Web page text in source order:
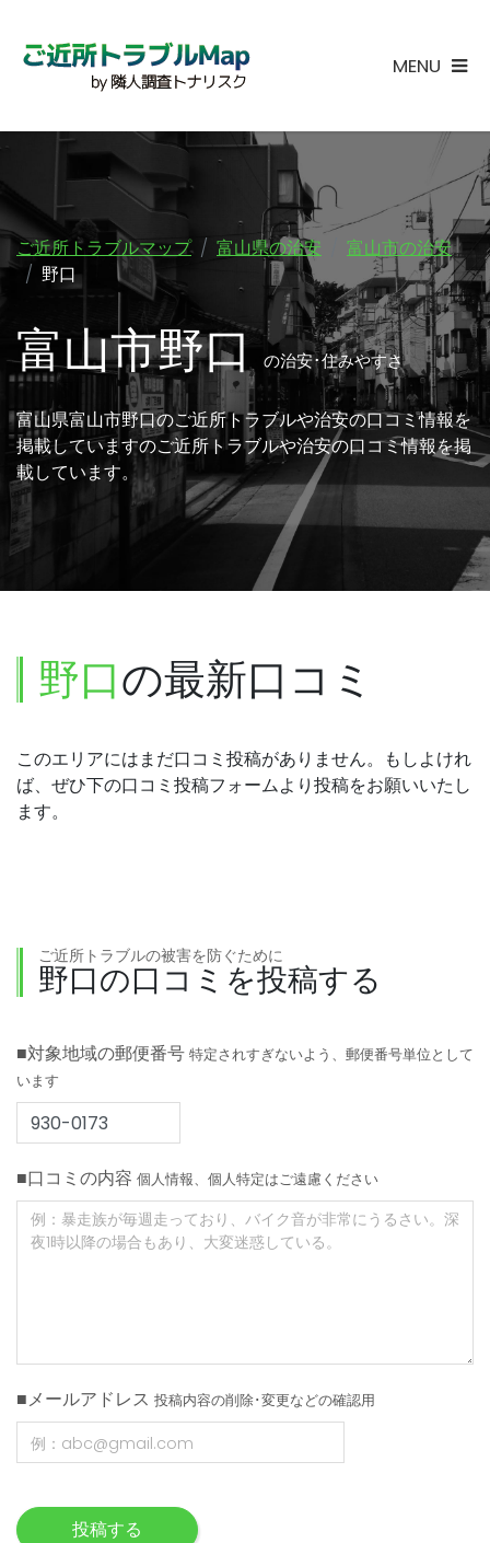
MENU
ご近所トラブルマップ 富山県の治安
富山市の治安
野口
富山市野口の治安･住みやすさ
富山県富山市野口のご近所トラブルや治安の口コミ情報を
掲載していますのご近所トラブルや治安の口コミ情報を掲
載しています。
野口の最新口コミ
このエリアにはまだ口コミ投稿がありません。もしよけれ
ば、ぜひ下の口コミ投稿フォームより投稿をお願いいたし
ます。
ご近所トラブルの被害を防ぐために
野口の口コミを投稿する
■対象地域の郵便番号 特定されすぎないよう、郵便番号単位として
います
■口コミの内容 個人情報、個人特定はご遠慮ください
■メールアドレス 投稿内容の削除･変更などの確認用
投稿する